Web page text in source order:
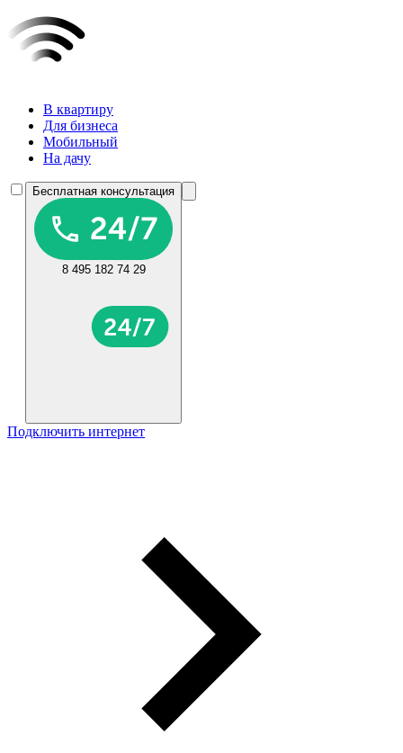
В квартиру
Для бизнеса
Мобильный
На дачу
Бесплатная консультация
8 495 182 74 29
Подключить интернет